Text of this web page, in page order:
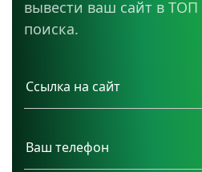
вывести ваш сайт в ТОП
поиска.